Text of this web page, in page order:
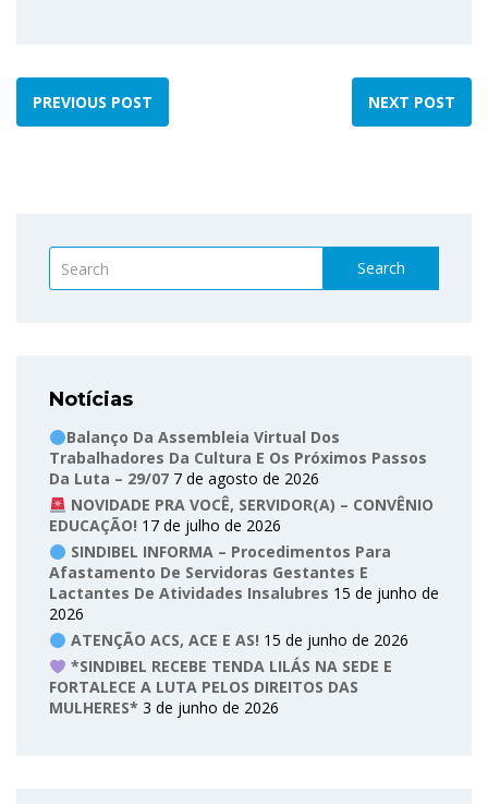
PREVIOUS POST NEXT POST
Search
Notícias
Balanço Da Assembleia Virtual Dos
Trabalhadores Da Cultura E Os Próximos Passos
Da Luta – 29/07 7 de agosto de 2026
NOVIDADE PRA VOCÊ, SERVIDOR(A) – CONVÊNIO
EDUCAÇÃO! 17 de julho de 2026
SINDIBEL INFORMA – Procedimentos Para
Afastamento De Servidoras Gestantes E
Lactantes De Atividades Insalubres 15 de junho de
2026
ATENÇÃO ACS, ACE E AS! 15 de junho de 2026
*SINDIBEL RECEBE TENDA LILÁS NA SEDE E
FORTALECE A LUTA PELOS DIREITOS DAS
MULHERES* 3 de junho de 2026